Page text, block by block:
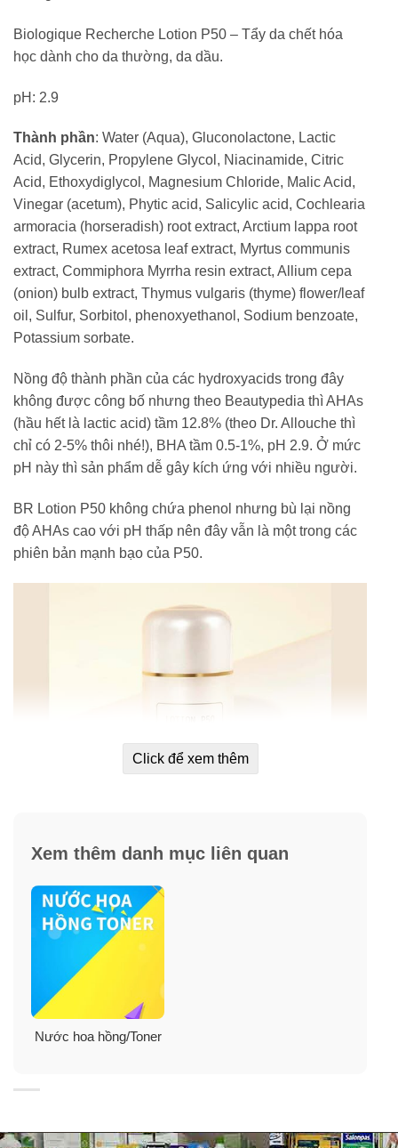
Biologique Recherche Lotion P50 – Tẩy da chết hóa
học dành cho da thường, da dầu.
pH: 2.9
Thành phần: Water (Aqua), Gluconolactone, Lactic
Acid, Glycerin, Propylene Glycol, Niacinamide, Citric
Acid, Ethoxydiglycol, Magnesium Chloride, Malic Acid,
Vinegar (acetum), Phytic acid, Salicylic acid, Cochlearia
armoracia (horseradish) root extract, Arctium lappa root
extract, Rumex acetosa leaf extract, Myrtus communis
extract, Commiphora Myrrha resin extract, Allium cepa
(onion) bulb extract, Thymus vulgaris (thyme) flower/leaf
oil, Sulfur, Sorbitol, phenoxyethanol, Sodium benzoate,
Potassium sorbate.
Nồng độ thành phần của các hydroxyacids trong đây
không được công bố nhưng theo Beautypedia thì AHAs
(hầu hết là lactic acid) tầm 12.8% (theo Dr. Allouche thì
chỉ có 2-5% thôi nhé!), BHA tầm 0.5-1%, pH 2.9. Ở mức
pH này thì sản phẩm dễ gây kích ứng với nhiều người.
BR Lotion P50 không chứa phenol nhưng bù lại nồng
độ AHAs cao với pH thấp nên đây vẫn là một trong các
phiên bản mạnh bạo của P50.
Hướng dẫn sử dụng BR Lotion P50
Sản phẩm dùng cho toàn mặt, cổ và ngực.
Thấm đều sản phẩm ra bông tẩy trang đã được làm ẩm
Một vài lưu ý khi sử dụng sản phẩm:
Click để xem thêm
Xem thêm danh mục liên quan
Nước hoa hồng/Toner